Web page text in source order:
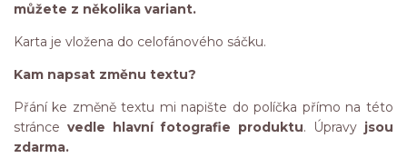
můžete z několika variant.
Karta je vložena do celofánového sáčku.
Kam napsat změnu textu?
Přání ke změně textu mi napište do políčka přímo na této
stránce vedle hlavní fotografie produktu. Úpravy jsou
zdarma.